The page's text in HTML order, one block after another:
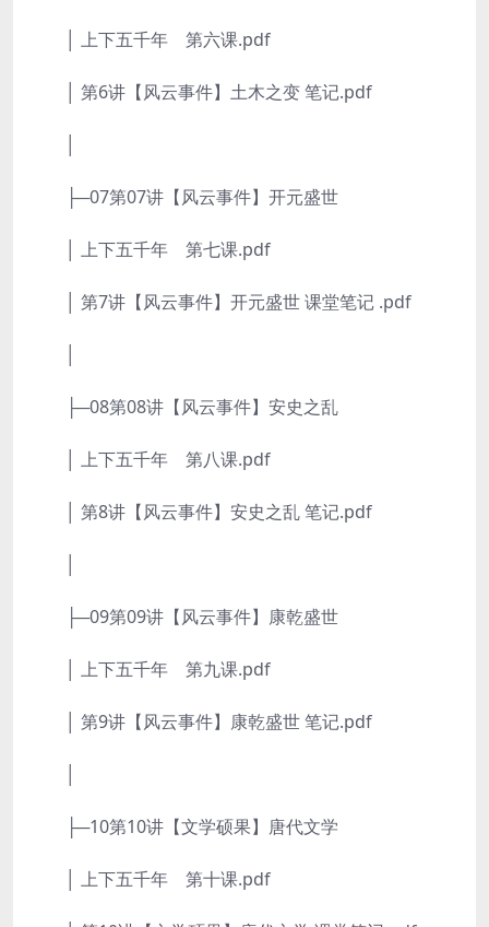
│ 上下五千年 第六课.pdf
│ 第6讲【风云事件】土木之变 笔记.pdf
├─07第07讲【风云事件】开元盛世
│ 上下五千年 第七课.pdf
│ 第7讲【风云事件】开元盛世 课堂笔记 .pdf
├─08第08讲【风云事件】安史之乱
│ 上下五千年 第八课.pdf
│ 第8讲【风云事件】安史之乱 笔记.pdf
├─09第09讲【风云事件】康乾盛世
│ 上下五千年 第九课.pdf
│ 第9讲【风云事件】康乾盛世 笔记.pdf
├─10第10讲【文学硕果】唐代文学
│ 上下五千年 第十课.pdf